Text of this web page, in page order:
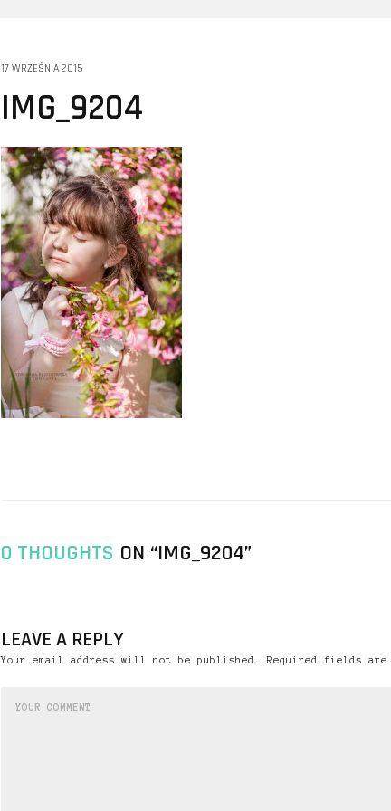
17 WRZEŚNIA 2015
IMG_9204
0 THOUGHTS ON “IMG_9204”
LEAVE A REPLY
Your email address will not be published. Required fields are